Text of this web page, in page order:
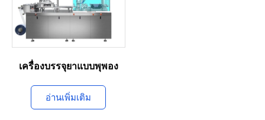
เครื่องบรรจุยาแบบพุพอง
อ่านเพิ่มเติม